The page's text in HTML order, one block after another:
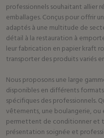
professionnels souhaitant allier
emballages. Conçus pour offrir
adaptés à une multitude de
détail à la restauration à
leur fabrication en papier kraft
transporter des produits variés
Nous proposons une large
disponibles en différents
spécifiques des professionnels.
vêtements, une boulangerie, ou
permettent de conditionner et
présentation soignée et